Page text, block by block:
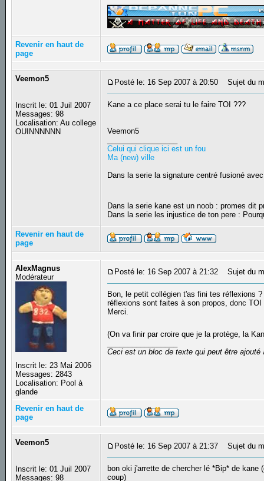
Revenir en haut de
page
Veemon5
Inscrit le: 01 Juil 2007
Messages: 98
Localisation: Au college
OUINNNNNN
Posté le: 16 Sep 2007 à 20:50 Sujet du
Kane a ce place serai tu le faire TOI ???
Veemon5
Celui qui clique ici est un fou
Ma (new) ville
Dans la serie la signature centré fusioné
Dans la serie kane est un noob : promes dit
Dans la serie les injustice de ton pere :
Revenir en haut de
page
AlexMagnus
Modérateur
Inscrit le: 23 Mai 2006
Messages: 2843
Localisation: Pool à
glande
Posté le: 16 Sep 2007 à 21:32 Sujet du
Bon, le petit collégien t'as fini tes réflexions
réflexions sont faites à son propos, donc
Merci.
(On va finir par croire que je la protège, la
Ceci est un bloc de texte qui peut être
Revenir en haut de
page
Veemon5
Inscrit le: 01 Juil 2007
Messages: 98
Posté le: 16 Sep 2007 à 21:37 Sujet du
bon oki j'arrette de chercher lé *Bip* de
coup)